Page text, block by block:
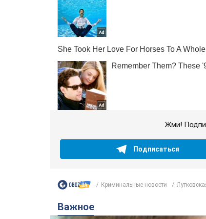
Жми!
Подписаться
Криминальные новости
Важное